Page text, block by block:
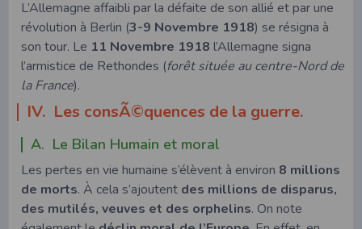
L’Allemagne affaibli par la défaite de son allié et par une
révolution à Berlin (3-9 Novembre 1918) se résigna à
son tour. Le 11 Novembre 1918 l’Allemagne signa
l’armistice de Rethondes (forêt située au centre-Nord de
la France).
IV. Les consÃ©quences de la guerre.
A. Le Bilan Humain et moral
Les pertes en vie humaine s’élèvent à environ 8 millions
de morts. À cela s’ajoutent des millions de disparus,
des mutilés, veuves et des orphelins. On note